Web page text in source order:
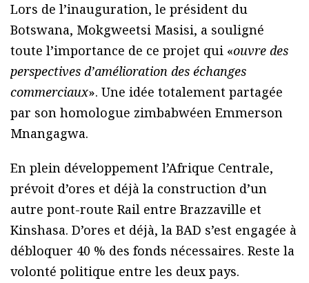
Lors de l’inauguration, le président du
Botswana, Mokgweetsi Masisi, a souligné
toute l’importance de ce projet qui «ouvre des
perspectives d’amélioration des échanges
commerciaux». Une idée totalement partagée
par son homologue zimbabwéen Emmerson
Mnangagwa.
En plein développement l’Afrique Centrale,
prévoit d’ores et déjà la construction d’un
autre pont-route Rail entre Brazzaville et
Kinshasa. D’ores et déjà, la BAD s’est engagée à
débloquer 40 % des fonds nécessaires. Reste la
volonté politique entre les deux pays.